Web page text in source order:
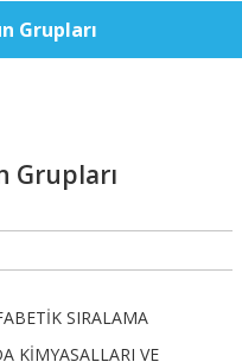
Grupları
Grupları
SIRALAMA
KİMYASALLARI VE